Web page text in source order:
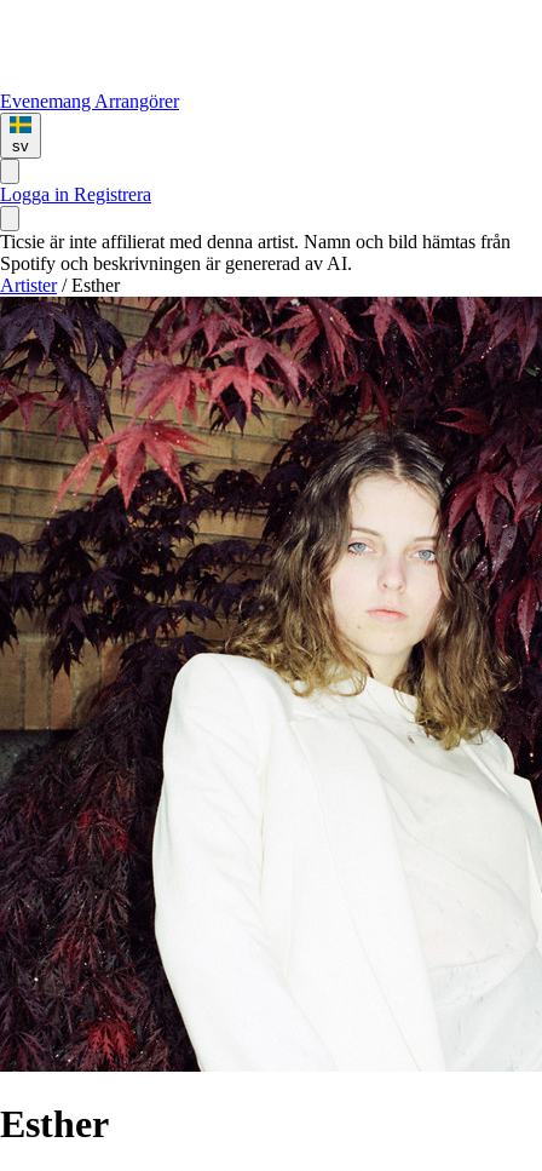
Evenemang Arrangörer
sv
Logga in Registrera
Ticsie är inte affilierat med denna artist. Namn och bild hämtas från
Spotify och beskrivningen är genererad av AI.
Artister / Esther
Esther